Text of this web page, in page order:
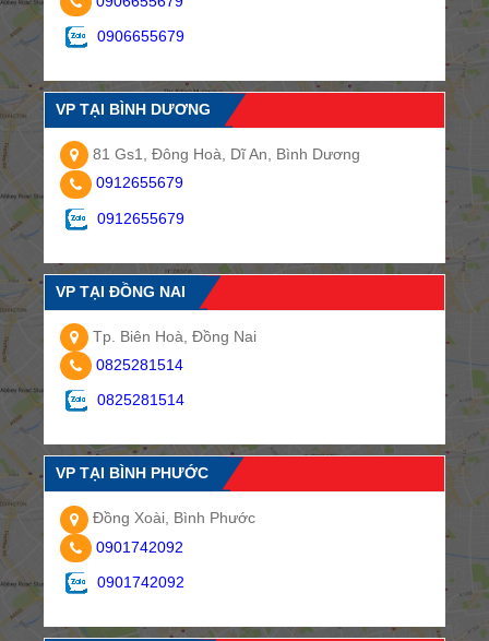
0906655679
VP TẠI BÌNH DƯƠNG
81 Gs1, Đông Hoà, Dĩ An, Bình Dương
0912655679
0912655679
VP TẠI ĐỒNG NAI
Tp. Biên Hoà, Đồng Nai
0825281514
0825281514
VP TẠI BÌNH PHƯỚC
Đồng Xoài, Bình Phước
0901742092
0901742092